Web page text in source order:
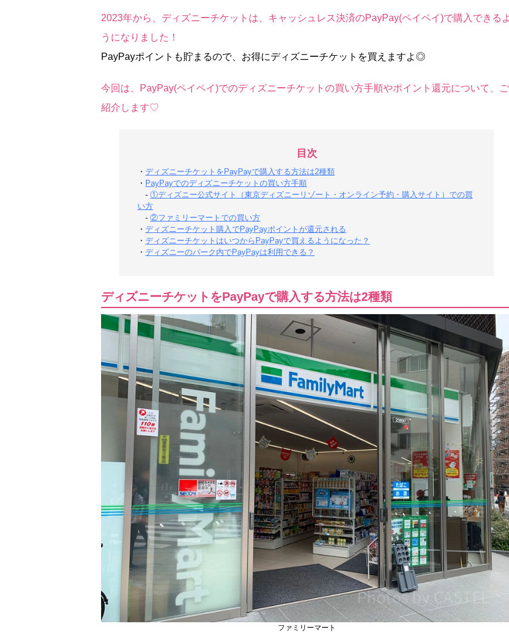
2023年から、ディズニーチケットは、キャッシュレス決済のPayPay(ペイペイ)で購入できるよ
うになりました！
PayPayポイントも貯まるので、お得にディズニーチケットを買えますよ◎
今回は、PayPay(ペイペイ)でのディズニーチケットの買い方手順やポイント還元について、ご
紹介します♡
目次
・ ディズニーチケットをPayPayで購入する方法は2種類
・ PayPayでのディズニーチケットの買い方手順
- ①ディズニー公式サイト（東京ディズニーリゾート・オンライン予約・購入サイト）での買
い方
- ②ファミリーマートでの買い方
・ ディズニーチケット購入でPayPayポイントが還元される
・ ディズニーチケットはいつからPayPayで買えるようになった？
・ ディズニーのパーク内でPayPayは利用できる？
ディズニーチケットをPayPayで購入する方法は2種類
ファミリーマート